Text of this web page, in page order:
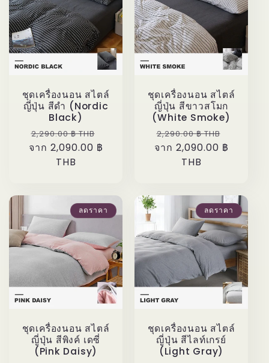
ชุดเครื่องนอน สไตล์
ญี่ปุ่น สีดำ (Nordic
Black)
ราคา
ปกติ
2,290.00 ฿ THB
โปรโมชัน
จาก 2,090.00 ฿
THB
ชุดเครื่องนอน สไตล์
ญี่ปุ่น สีขาวสโมก
(White Smoke)
ราคา
ปกติ
2,290.00 ฿ THB
โปรโมชั
จาก 2,090.00 ฿
THB
ลดราคา
ชุดเครื่องนอน สไตล์
ญี่ปุ่น สีพิงค์ เดซี่
(Pink Daisy)
ลดราคา
ชุดเครื่องนอน สไตล์
ญี่ปุ่น สีไลท์เกรย์
(Light Gray)